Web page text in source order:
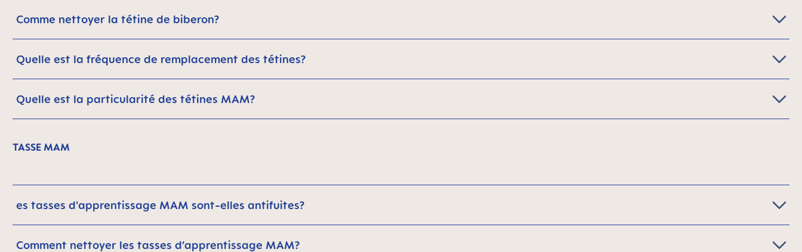
Comme nettoyer la tétine de biberon?
Quelle est la fréquence de remplacement des tétines?
Quelle est la particularité des tétines MAM?
TASSE MAM
es tasses d'apprentissage MAM sont-elles antifuites?
Comment nettoyer les tasses d’apprentissage MAM?